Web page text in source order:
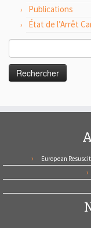
Publications
État de l’Arrêt
European